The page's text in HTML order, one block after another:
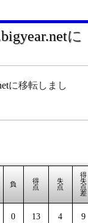
に
に移転しまし
負
得
点
失
点
得
失
点
差
0 13 4 9